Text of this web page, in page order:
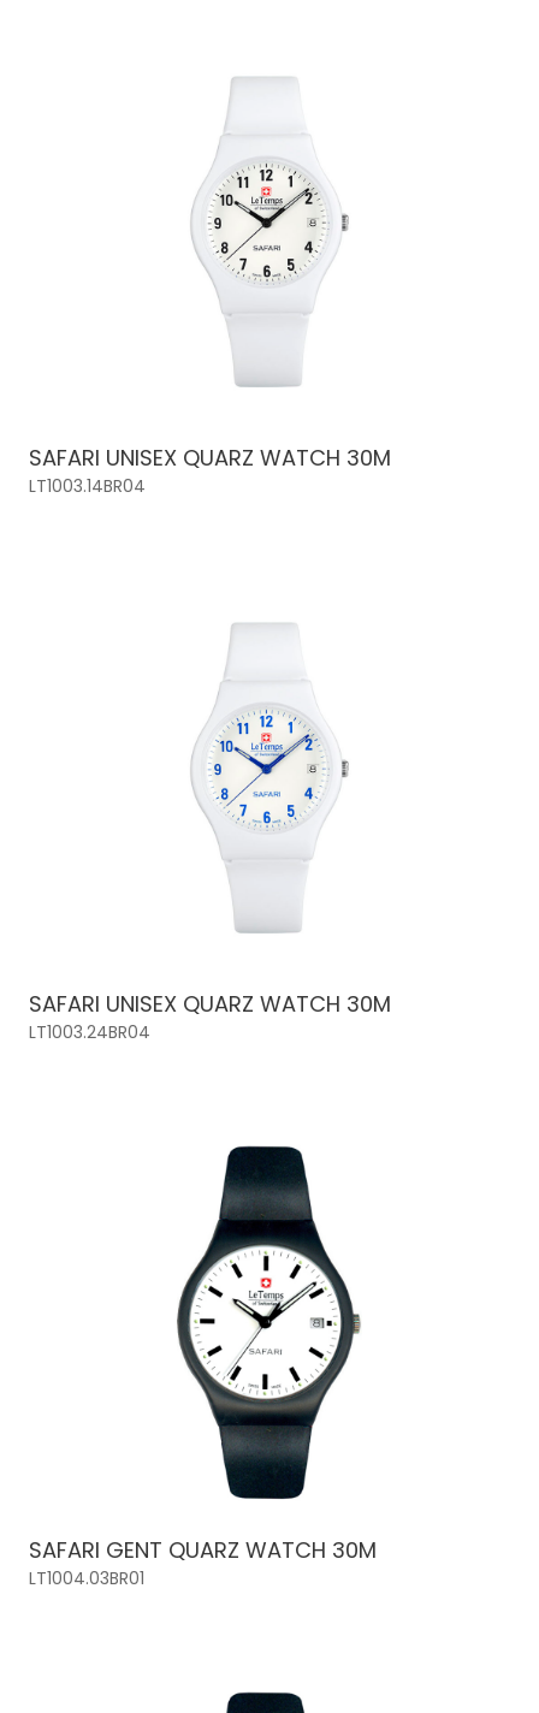
SAFARI UNISEX QUARZ WATCH 30M
LT1003.14BR04
SAFARI UNISEX QUARZ WATCH 30M
LT1003.24BR04
SAFARI GENT QUARZ WATCH 30M
LT1004.03BR01